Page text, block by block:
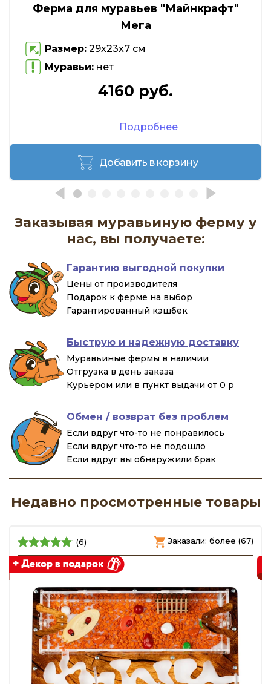
Ферма для муравьев "Майнкрафт"
Мега
Размер: 29х23х7 см
Муравьи: нет
4160 руб.
Подробнее
Добавить в корзину
Заказывая муравьиную ферму у
нас, вы получаете:
Гарантию выгодной покупки
Цены от производителя
Подарок к ферме на выбор
Гарантированный кэшбек
Быструю и надежную доставку
Муравьиные фермы в наличии
Отгрузка в день заказа
Курьером или в пункт выдачи от 0 р
Обмен / возврат без проблем
Если вдруг что-то не понравилось
Если вдруг что-то не подошло
Если вдруг вы обнаружили брак
Недавно просмотренные товары
(6) Заказали: более (67)